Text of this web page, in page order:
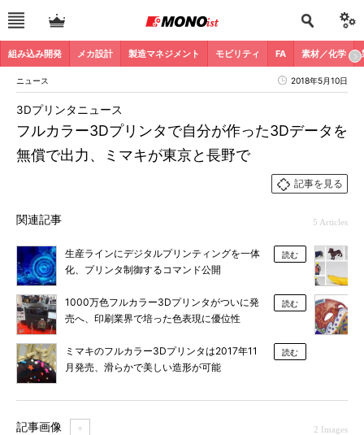
組み込み開発 メカ設計 製造マネジメント モビリティ FA 素材／化学
ニュース 2018年5月10日
フルカラー3Dプリンタで自分が作った3Dデータを
無償で出力、ミマキが東京と長野で
3Dプリンタニュース
記事を見る
関連記事 5 Articles
生産ラインにデジタルプリンティングを一体
化、プリンタ制御するコマンド公開
読む
1000万色フルカラー3Dプリンタがついに発
売へ、印刷業界で培った色表現に優位性
読む
ミマキのフルカラー3Dプリンタは2017年11
月発売、滑らかで美しい造形が可能
読む
記事画像 ＋ 2 Images